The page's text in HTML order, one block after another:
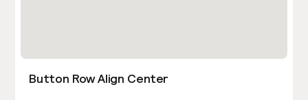
Button Row Align Center